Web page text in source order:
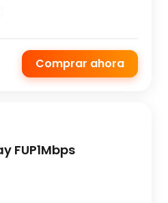
Comprar ahora
FUP1Mbps